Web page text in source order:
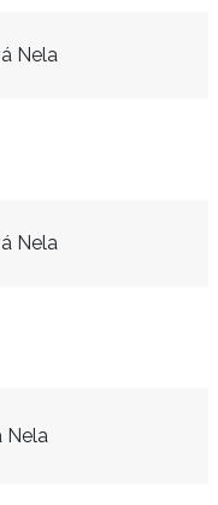
Nela
Nela
Nela